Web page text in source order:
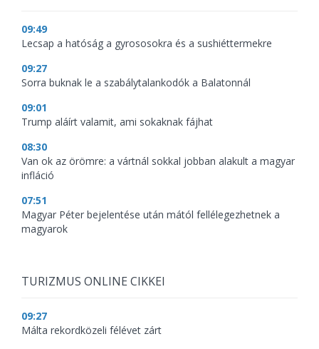
09:49
Lecsap a hatóság a gyrososokra és a sushiéttermekre
09:27
Sorra buknak le a szabálytalankodók a Balatonnál
09:01
Trump aláírt valamit, ami sokaknak fájhat
08:30
Van ok az örömre: a vártnál sokkal jobban alakult a magyar
infláció
07:51
Magyar Péter bejelentése után mától fellélegezhetnek a
magyarok
TURIZMUS ONLINE CIKKEI
09:27
Málta rekordközeli félévet zárt